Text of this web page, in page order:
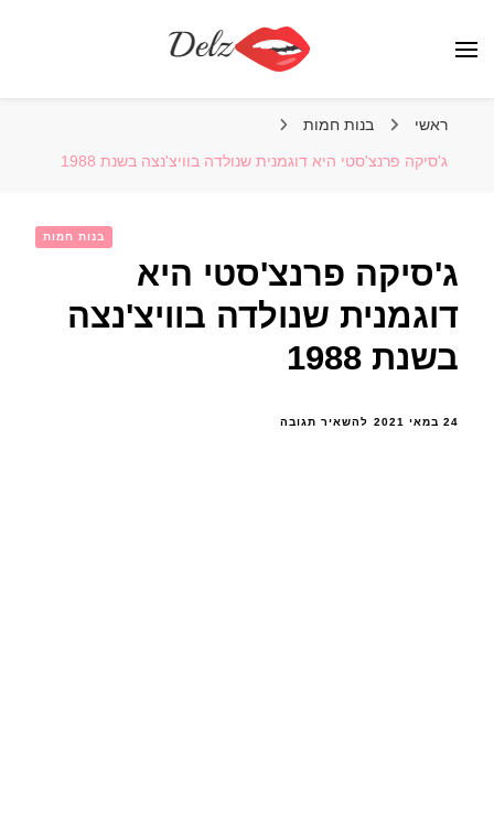
ראשי בנות חמות
ג'סיקה פרנצ'סטי היא דוגמנית שנולדה בוויצ'נצה בשנת 1988
בנות חמות
ג'סיקה פרנצ'סטי היא
דוגמנית שנולדה בוויצ'נצה
בשנת 1988
24 במאי 2021 להשאיר תגובהבנושא